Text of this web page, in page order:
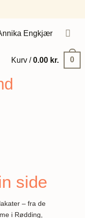
Engkjær
Kurv /0.00 kr. 0
side
– fra de
i Rødding,